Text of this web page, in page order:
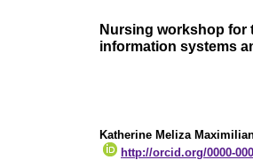
Nursing workshop for
information systems
Katherine Meliza
http://orcid.org/0000-